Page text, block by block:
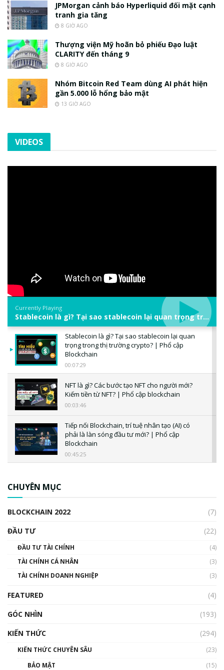
JPMorgan cảnh báo Hyperliquid đối mặt cạnh
tranh gia tăng
8 GIỜ AGO
Thượng viện Mỹ hoãn bỏ phiếu Đạo luật
CLARITY đến tháng 9
8 GIỜ AGO
Nhóm Bitcoin Red Team dùng AI phát hiện
gần 5.000 lỗ hổng bảo mật
13 GIỜ AGO
VIDEOS
Currently Playing
Stablecoin là gì? Tại sao stablecoin lại quan trọng trong thị trường crypto? | Phổ cập Blockchain
Stablecoin là gì? Tại sao stablecoin lại quan
trọng trong thị trường crypto? | Phổ cập
Blockchain
00:07:29
NFT là gì? Các bước tạo NFT cho người mới?
Kiếm tiền từ NFT? | Phổ cập blockchain
00:03:46
Tiếp nối Blockchain, trí tuệ nhân tạo (AI) có
phải là làn sóng đầu tư mới? | Phổ cập
Blockchain
00:45:25
00:02:14
Nhìn lại năm 2022: Những sự kiện ảnh hưởng
đến hệ sinh thái tiền mã hoá | Phổ cập
CHUYÊN MỤC
BLOCKCHAIN 2022
(7)
ĐẦU TƯ
(22)
ĐẦU TƯ TÀI CHÍNH
(4)
TÀI CHÍNH CÁ NHÂN
(3)
TÀI CHÍNH DOANH NGHIỆP
(3)
FEATURED
(4)
GÓC NHÌN
(193)
KIẾN THỨC
(294)
KIẾN THỨC CHUYÊN SÂU
(23)
BẢO MẬT
(15)